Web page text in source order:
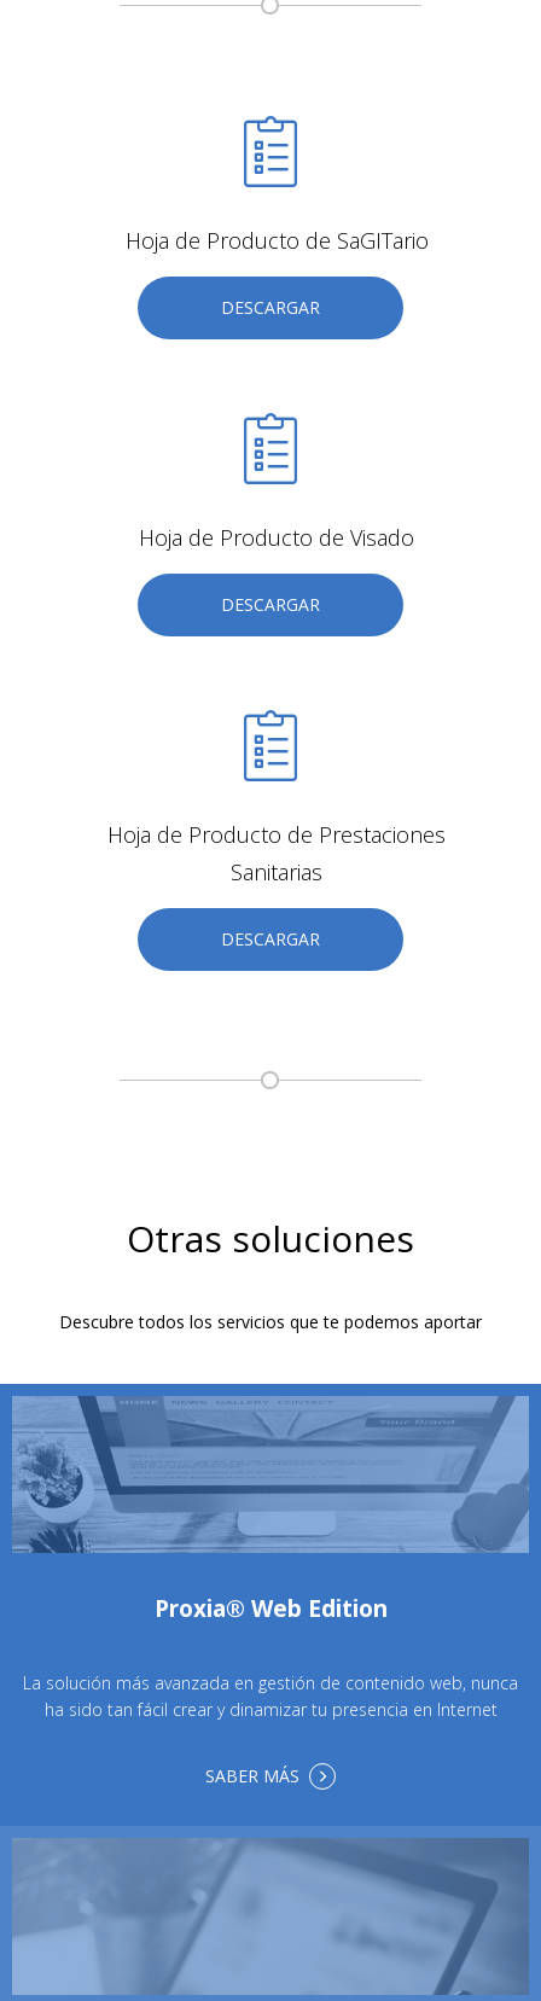
Hoja de Producto de SaGITario
DESCARGAR
Hoja de Producto de Visado
DESCARGAR
Hoja de Producto de Prestaciones
Sanitarias
DESCARGAR
Otras soluciones
Descubre todos los servicios que te podemos aportar
Proxia® Web Edition
La solución más avanzada en gestión de contenido web, nunca
ha sido tan fácil crear y dinamizar tu presencia en Internet
SABER MÁS